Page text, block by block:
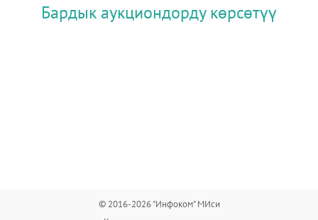
Бардык аукциондорду көрсөтүү
© 2016-2026 "Инфоком" МИси